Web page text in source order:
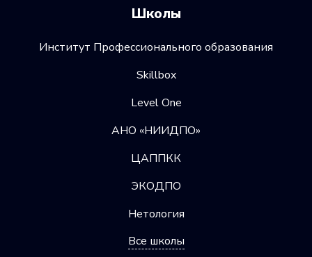
Школы
Институт Профессионального образования
Skillbox
Level One
АНО «НИИДПО»
ЦАППКК
ЭКОДПО
Нетология
Все школы